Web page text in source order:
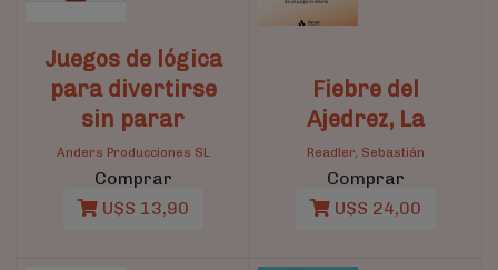
Juegos de lógica
para divertirse
sin parar
Anders Producciones SL
Comprar
U$S 13,90
Fiebre del
Ajedrez, La
Readler, Sebastián
Comprar
U$S 24,00